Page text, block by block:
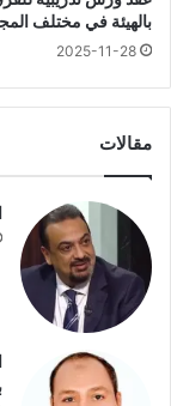
ن
ة
ر
ا
ا
ل
ط
ك
ش
س
بً
ا
م
ي
ك
ن
بالهيئة في مختلف
2025-11-28
مقالات